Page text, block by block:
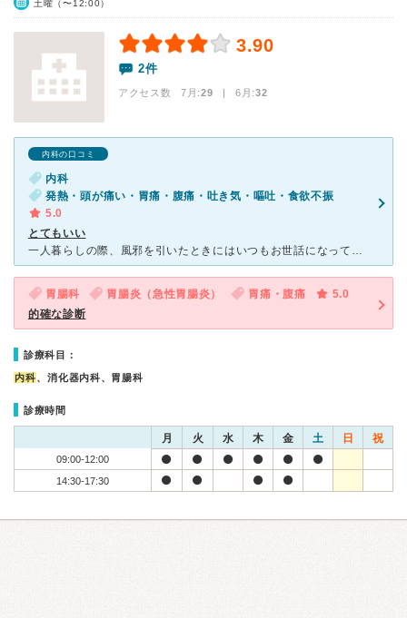
土曜（〜12:00）
3.90
2件
アクセス数 7月:29 | 6月:32
内科の口コミ
内科
発熱・頭が痛い・胃痛・腹痛・吐き気・嘔吐・食欲不振
5.0
とてもいい
一人暮らしの際、風邪を引いたときにはいつもお世話になっていました。 待ち時間が短く、看護師さんも皆優しく対応してくださるので、風邪で不安になっているときにはとても助かりました。 先生もとてもお話し
胃腸科 胃腸炎（急性胃腸炎） 胃痛・腹痛
5.0
的確な診断
診療科目：
内科、消化器内科、胃腸科
診療時間
月 火 水 木 金 土 日 祝
09:00-12:00
14:30-17:30